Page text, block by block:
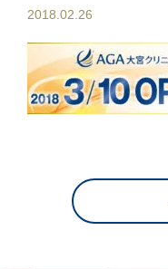
2018.02.26